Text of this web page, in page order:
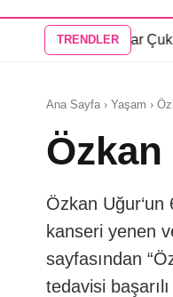
TRENDLER
Bir Zamanlar
Ana Sayfa › Yaşam ›
Özkan Uğur‘un
kanseri yenen
sayfasından
tedavisi